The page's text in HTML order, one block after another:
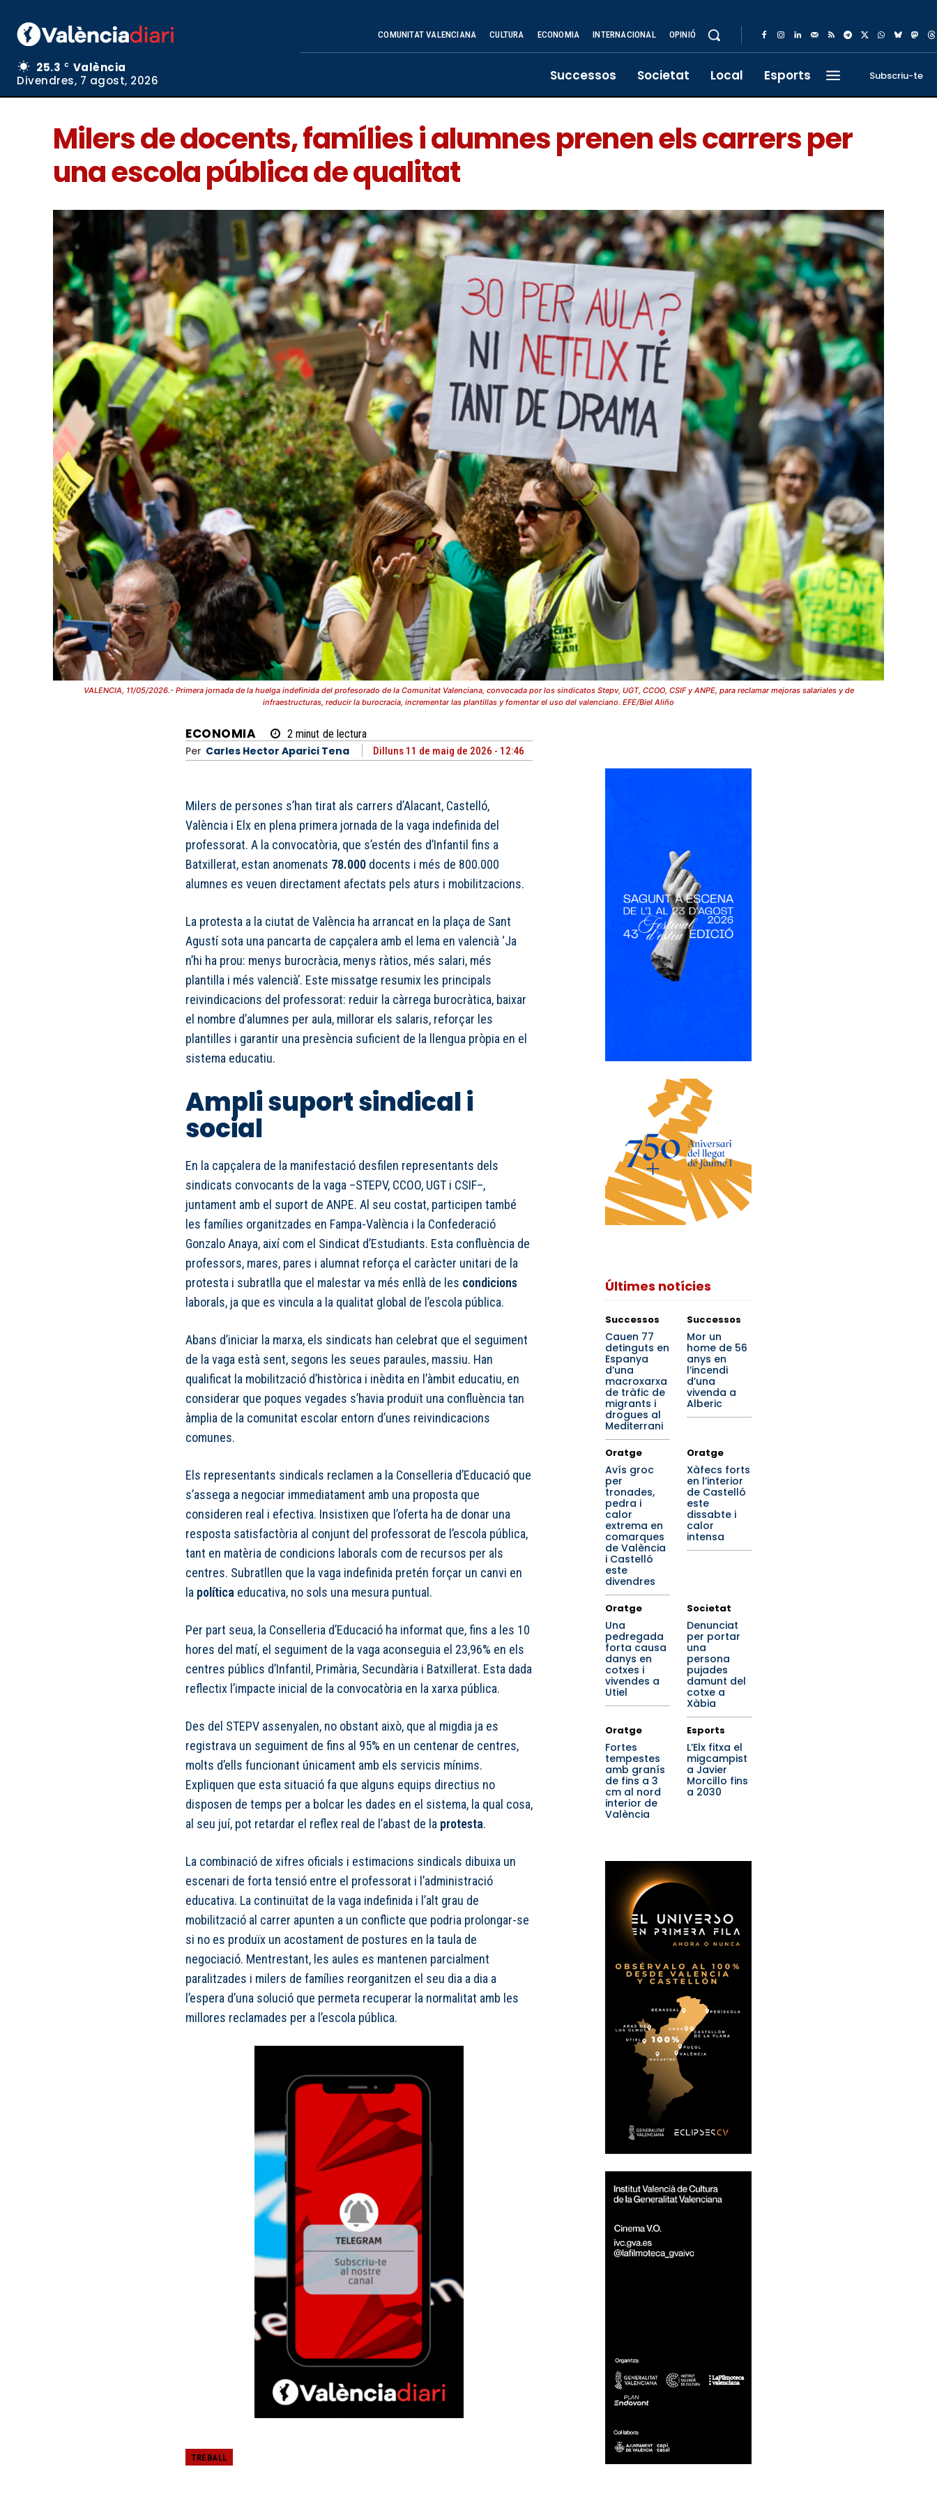
25.3 C
València
Divendres, 7 agost, 2026
COMUNITAT VALENCIANA CULTURA ECONOMIA INTERNACIONAL OPINIÓ
Successos Societat Local Esports Subscriu-te
Milers de docents, famílies i alumnes prenen els carrers per
una escola pública de qualitat
VALENCIA, 11/05/2026.- Primera jornada de la huelga indefinida del profesorado de la Comunitat Valenciana, convocada por los sindicatos Stepv, UGT, CCOO, CSIF y ANPE, para reclamar mejoras salariales y de
infraestructuras, reducir la burocracia, incrementar las plantillas y fomentar el uso del valenciano. EFE/Biel Aliño
ECONOMIA 2 minut de lectura
Per Carles Hector Aparici Tena Dilluns 11 de maig de 2026 - 12:46
Milers de persones s’han tirat als carrers d’Alacant, Castelló,
València i Elx en plena primera jornada de la vaga indefinida del
professorat. A la convocatòria, que s’estén des d’Infantil fins a
Batxillerat, estan anomenats 78.000 docents i més de 800.000
alumnes es veuen directament afectats pels aturs i mobilitzacions.
La protesta a la ciutat de València ha arrancat en la plaça de Sant
Agustí sota una pancarta de capçalera amb el lema en valencià ‘Ja
n’hi ha prou: menys burocràcia, menys ràtios, més salari, més
plantilla i més valencià’. Este missatge resumix les principals
reivindicacions del professorat: reduir la càrrega burocràtica, baixar
el nombre d’alumnes per aula, millorar els salaris, reforçar les
plantilles i garantir una presència suficient de la llengua pròpia en el
sistema educatiu.
Ampli suport sindical i
social
En la capçalera de la manifestació desfilen representants dels
sindicats convocants de la vaga –STEPV, CCOO, UGT i CSIF–,
juntament amb el suport de ANPE. Al seu costat, participen també
les famílies organitzades en Fampa-València i la Confederació
Gonzalo Anaya, així com el Sindicat d’Estudiants. Esta confluència de
professors, mares, pares i alumnat reforça el caràcter unitari de la
protesta i subratlla que el malestar va més enllà de les condicions
laborals, ja que es vincula a la qualitat global de l’escola pública.
Abans d’iniciar la marxa, els sindicats han celebrat que el seguiment
de la vaga està sent, segons les seues paraules, massiu. Han
qualificat la mobilització d’històrica i inèdita en l’àmbit educatiu, en
considerar que poques vegades s’havia produït una confluència tan
àmplia de la comunitat escolar entorn d’unes reivindicacions
comunes.
Els representants sindicals reclamen a la Conselleria d’Educació que
s’assega a negociar immediatament amb una proposta que
consideren real i efectiva. Insistixen que l’oferta ha de donar una
resposta satisfactòria al conjunt del professorat de l’escola pública,
tant en matèria de condicions laborals com de recursos per als
centres. Subratllen que la vaga indefinida pretén forçar un canvi en
la política educativa, no sols una mesura puntual.
Per part seua, la Conselleria d’Educació ha informat que, fins a les 10
hores del matí, el seguiment de la vaga aconseguia el 23,96% en els
centres públics d’Infantil, Primària, Secundària i Batxillerat. Esta dada
reflectix l’impacte inicial de la convocatòria en la xarxa pública.
Des del STEPV assenyalen, no obstant això, que al migdia ja es
registrava un seguiment de fins al 95% en un centenar de centres,
molts d’ells funcionant únicament amb els servicis mínims.
Expliquen que esta situació fa que alguns equips directius no
disposen de temps per a bolcar les dades en el sistema, la qual cosa,
al seu juí, pot retardar el reflex real de l’abast de la protesta.
La combinació de xifres oficials i estimacions sindicals dibuixa un
escenari de forta tensió entre el professorat i l’administració
educativa. La continuïtat de la vaga indefinida i l’alt grau de
mobilització al carrer apunten a un conflicte que podria prolongar-se
si no es produïx un acostament de postures en la taula de
negociació. Mentrestant, les aules es mantenen parcialment
paralitzades i milers de famílies reorganitzen el seu dia a dia a
l’espera d’una solució que permeta recuperar la normalitat amb les
millores reclamades per a l’escola pública.
TREBALL
Últimes notícies
Successos
Cauen 77
detinguts en
Espanya
d’una
macroxarxa
de tràfic de
migrants i
drogues al
Mediterrani
Successos
Mor un
home de 56
anys en
l’incendi
d’una
vivenda a
Alberic
Oratge
Avís groc
per
tronades,
pedra i
calor
extrema en
comarques
de València
i Castelló
este
divendres
Oratge
Xàfecs forts
en l’interior
de Castelló
este
dissabte i
calor
intensa
Oratge
Una
pedregada
forta causa
danys en
cotxes i
vivendes a
Utiel
Societat
Denunciat
per portar
una
persona
pujades
damunt del
cotxe a
Xàbia
Oratge
Fortes
tempestes
amb granís
de fins a 3
cm al nord
interior de
València
Esports
L’Elx fitxa el
migcampist
a Javier
Morcillo fins
a 2030